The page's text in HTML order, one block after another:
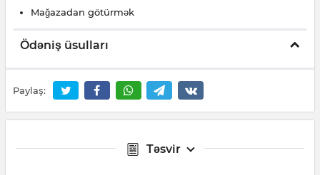
Mağazadan götürmək
Ödəniş üsulları
Paylaş:
Təsvir